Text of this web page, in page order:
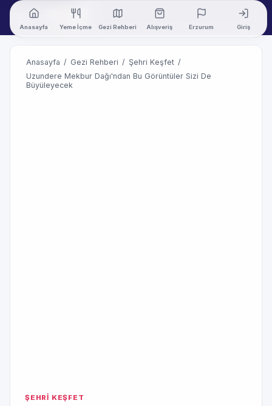
Anasayfa Yeme İçme Gezi Rehberi Alışveriş Erzurum Giriş
Anasayfa / Gezi Rehberi / Şehri Keşfet /
Uzundere Mekbur Dağı'ndan Bu Görüntüler Sizi De
Büyüleyecek
ŞEHRİ KEŞFET